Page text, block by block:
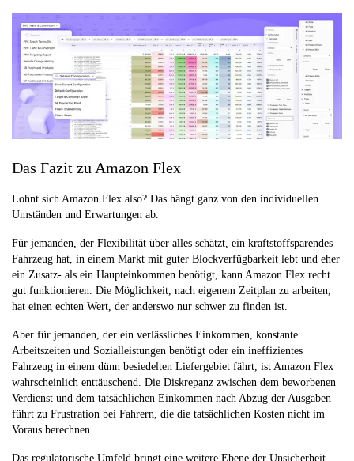
Das Fazit zu Amazon Flex
Lohnt sich Amazon Flex also? Das hängt ganz von den individuellen
Umständen und Erwartungen ab.
Für jemanden, der Flexibilität über alles schätzt, ein kraftstoffsparendes
Fahrzeug hat, in einem Markt mit guter Blockverfügbarkeit lebt und eher
ein Zusatz- als ein Haupteinkommen benötigt, kann Amazon Flex recht
gut funktionieren. Die Möglichkeit, nach eigenem Zeitplan zu arbeiten,
hat einen echten Wert, der anderswo nur schwer zu finden ist.
Aber für jemanden, der ein verlässliches Einkommen, konstante
Arbeitszeiten und Sozialleistungen benötigt oder ein ineffizientes
Fahrzeug in einem dünn besiedelten Liefergebiet fährt, ist Amazon Flex
wahrscheinlich enttäuschend. Die Diskrepanz zwischen dem beworbenen
Verdienst und dem tatsächlichen Einkommen nach Abzug der Ausgaben
führt zu Frustration bei Fahrern, die die tatsächlichen Kosten nicht im
Voraus berechnen.
Das regulatorische Umfeld bringt eine weitere Ebene der Unsicherheit